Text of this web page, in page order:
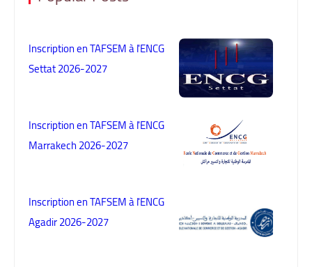
Inscription en TAFSEM à l'ENCG
Settat 2026-2027
Inscription en TAFSEM à l'ENCG
Marrakech 2026-2027
Inscription en TAFSEM à l'ENCG
Agadir 2026-2027